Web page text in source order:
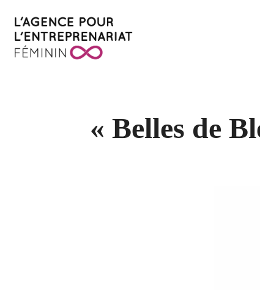
« Belles de